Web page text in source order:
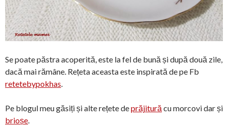
Se poate păstra acoperită, este la fel de bună și după două zile,
dacă mai rămâne. Rețeta aceasta este inspirată de pe Fb
retetebypokhas
Pe blogul meu găsiți și alte rețete deprăjitură cu morcovi dar și
brioșe